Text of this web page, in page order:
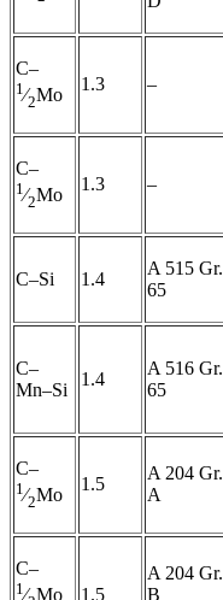
C–
1 ⁄2Mo
1.3 –
C–
1 ⁄2Mo
1.3 –
C–Si 1.4
A 515 Gr.
65
C–
Mn–Si
1.4
A 516 Gr.
65
C–
1 ⁄2Mo
1.5
A 204 Gr.
A
C–
1 ⁄ Mo 1.5
A 204 Gr.
B